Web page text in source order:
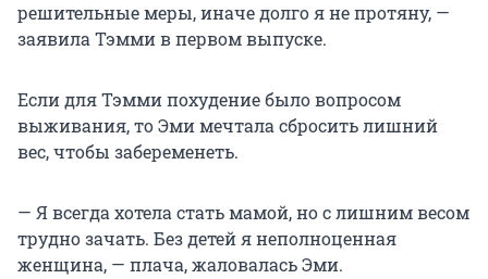
решительные меры, иначе долго я не протяну, —
заявила Тэмми в первом выпуске.
Если для Тэмми похудение было вопросом
выживания, то Эми мечтала сбросить лишний
вес, чтобы забеременеть.
— Я всегда хотела стать мамой, но с лишним весом
трудно зачать. Без детей я неполноценная
женщина, — плача, жаловалась Эми.